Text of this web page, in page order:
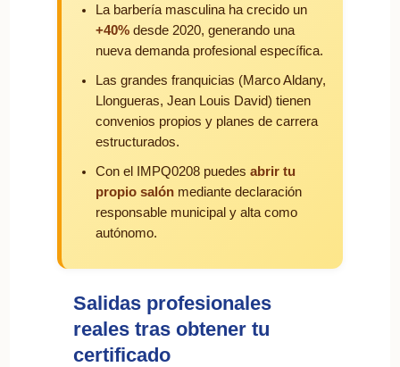
La barbería masculina ha crecido un
+40%desde 2020, generando una
nueva demanda profesional específica.
Las grandes franquicias (Marco Aldany,
Llongueras, Jean Louis David) tienen
convenios propios y planes de carrera
estructurados.
Con el IMPQ0208 puedes abrir tu
propio salónmediante declaración
responsable municipal y alta como
autónomo.
Salidas profesionales
reales tras obtener tu
certificado